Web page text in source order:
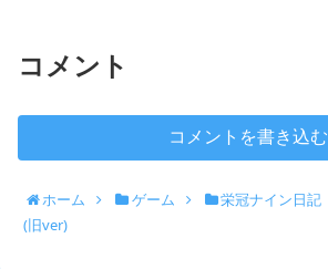
コメント
コメントを書き込む
ホーム ゲーム 栄冠ナイン日記
(旧ver)